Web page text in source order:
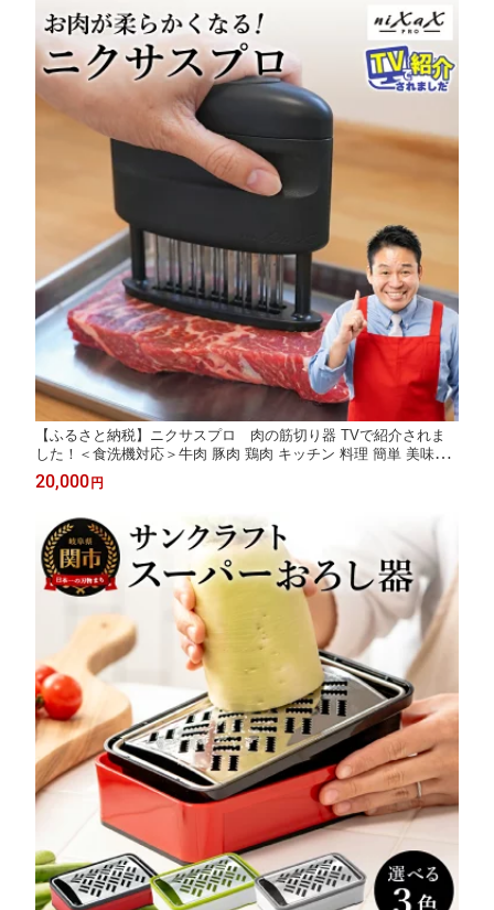
【ふるさと納税】ニクサスプロ 肉の筋切り器 TVで紹介されま
した！＜食洗機対応＞牛肉 豚肉 鶏肉 キッチン 料理 簡単 美味し
い 話題 スジ切り器 伝説の実演販売士 レジェンド松下おすすめ
20,000 円